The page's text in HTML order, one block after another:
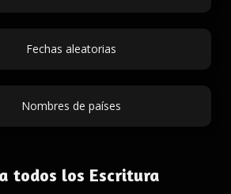
Fechas aleatorias
Nombres de países
todos los Escritura